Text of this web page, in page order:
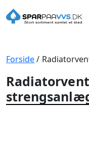
Forside/